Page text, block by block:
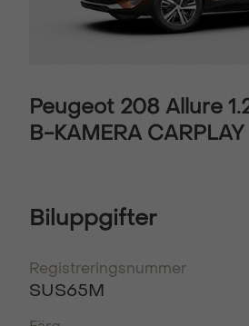
Peugeot 208 Allure
B-KAMERA CARPLAY
Biluppgifter
Registreringsnummer
SUS65M